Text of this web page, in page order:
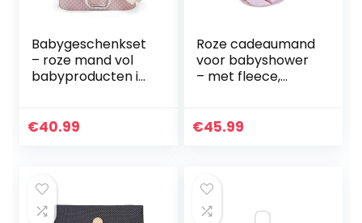
Babygeschenkset
– roze mand vol
babyproducten in
€40.99
Roze cadeaumand
voor babyshower
– met fleece,
babykleertjes, 2
€45.99